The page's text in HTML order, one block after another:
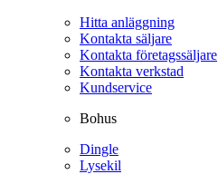
Hitta anläggning
Kontakta säljare
Kontakta företagssäljare
Kontakta verkstad
Kundservice
Bohus
Dingle
Lysekil